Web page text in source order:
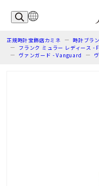
正規時計宝飾店カミネ
時計ブラ
フランク ミュラー レディース -
ヴァンガード - Vanguard